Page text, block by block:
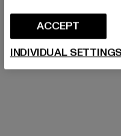
PFLEGEHINWEISE
LIEFERUNG &
ACCEPT
INDIVIDUAL